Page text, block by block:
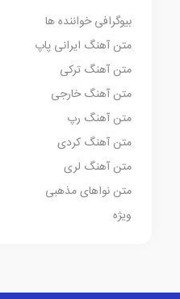
بیوگرافی خواننده ها
متن آهنگ ایرانی پاپ
متن آهنگ ترکی
متن آهنگ خارجی
متن آهنگ رپ
متن آهنگ کردی
متن آهنگ لری
متن نواهای مذهبی
ویژه